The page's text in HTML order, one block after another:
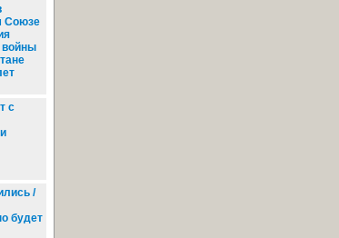
Союзе
войны
с
/
будет